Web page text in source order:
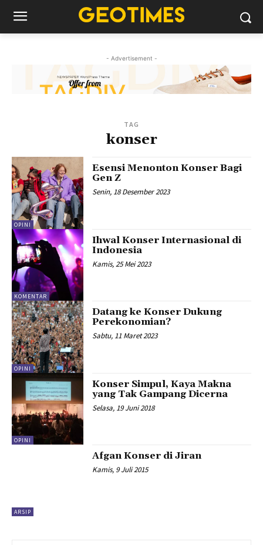
- Advertisement -
TAG
konser
OPINI
Esensi Menonton Konser Bagi
Gen Z
Senin, 18 Desember 2023
KOMENTAR
Ihwal Konser Internasional di
Indonesia
Kamis, 25 Mei 2023
OPINI
Datang ke Konser Dukung
Perekonomian?
Sabtu, 11 Maret 2023
OPINI
Konser Simpul, Kaya Makna
yang Tak Gampang Dicerna
Selasa, 19 Juni 2018
ARSIP
Afgan Konser di Jiran
Kamis, 9 Juli 2015